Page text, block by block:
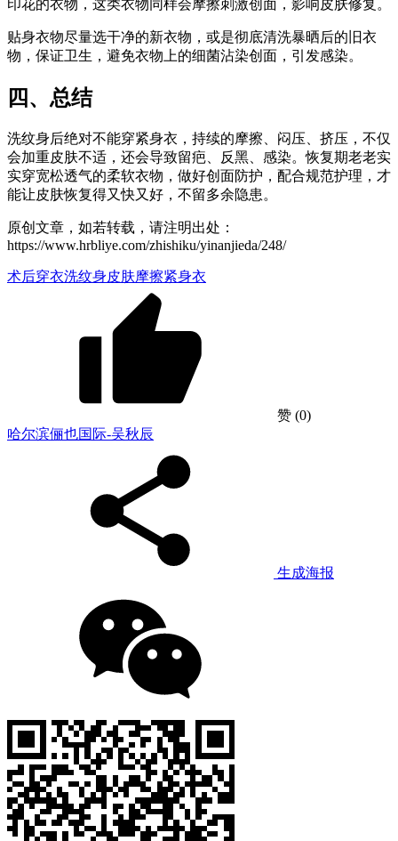
印花的衣物，这类衣物同样会摩擦刺激创面，影响皮肤修复。
贴身衣物尽量选干净的新衣物，或是彻底清洗暴晒后的旧衣
物，保证卫生，避免衣物上的细菌沾染创面，引发感染。
四、总结
洗纹身后绝对不能穿紧身衣，持续的摩擦、闷压、挤压，不仅
会加重皮肤不适，还会导致留疤、反黑、感染。恢复期老老实
实穿宽松透气的柔软衣物，做好创面防护，配合规范护理，才
能让皮肤恢复得又快又好，不留多余隐患。
原创文章，如若转载，请注明出处：
https://www.hrbliye.com/zhishiku/yinanjieda/248/
术后穿衣洗纹身皮肤摩擦紧身衣
赞 (0)
哈尔滨俪也国际-吴秋辰
生成海报